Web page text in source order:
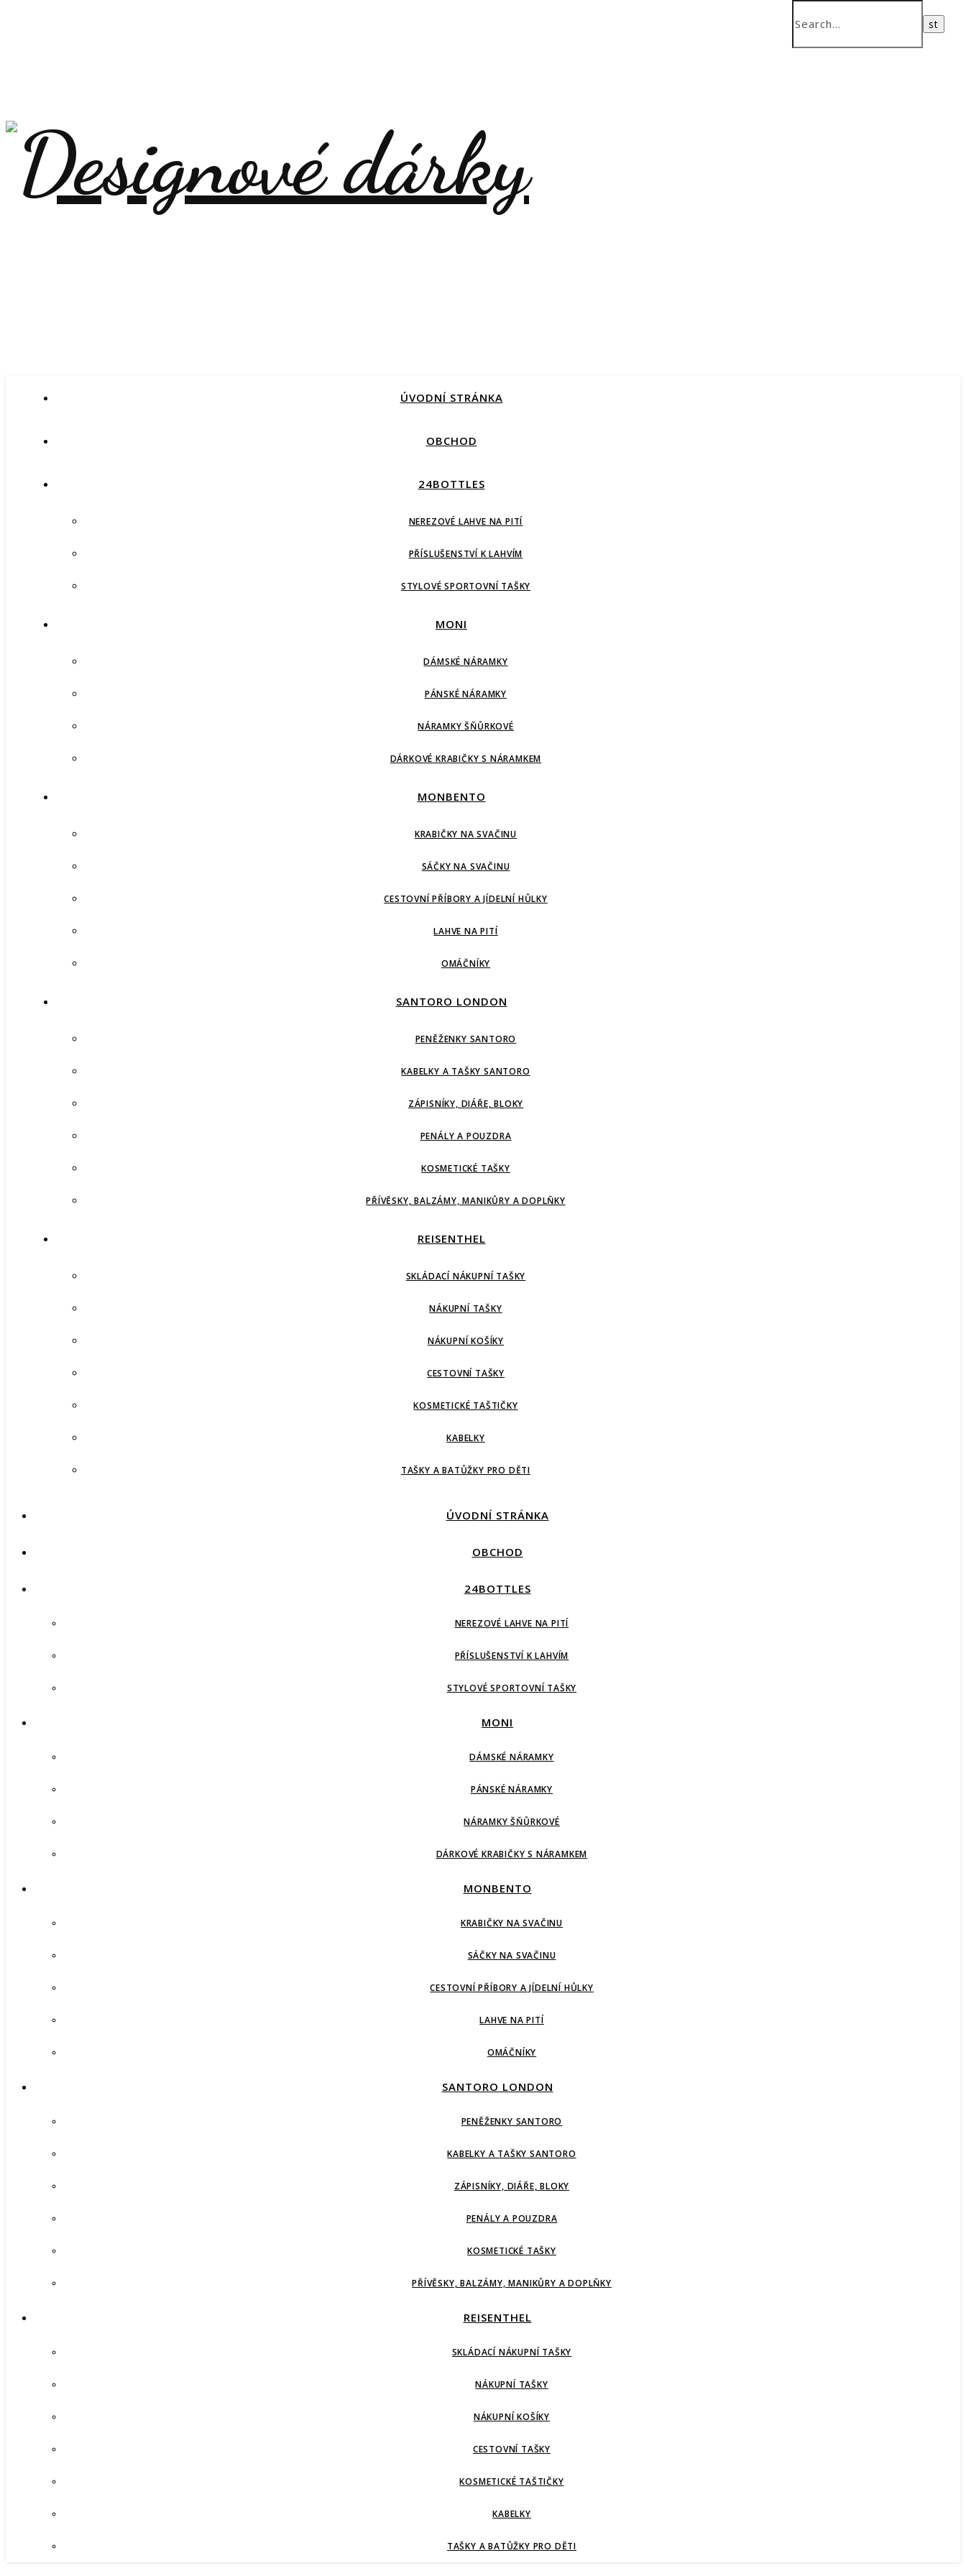
ÚVODNÍ STRÁNKA
OBCHOD
24BOTTLES
NEREZOVÉ LAHVE NA PITÍ
PŘÍSLUŠENSTVÍ K LAHVÍM
STYLOVÉ SPORTOVNÍ TAŠKY
MONI
DÁMSKÉ NÁRAMKY
PÁNSKÉ NÁRAMKY
NÁRAMKY ŠŇŮRKOVÉ
DÁRKOVÉ KRABIČKY S NÁRAMKEM
MONBENTO
KRABIČKY NA SVAČINU
SÁČKY NA SVAČINU
CESTOVNÍ PŘÍBORY A JÍDELNÍ HŮLKY
LAHVE NA PITÍ
OMÁČNÍKY
SANTORO LONDON
PENĚŽENKY SANTORO
KABELKY A TAŠKY SANTORO
ZÁPISNÍKY, DIÁŘE, BLOKY
PENÁLY A POUZDRA
KOSMETICKÉ TAŠKY
PŘÍVĚSKY, BALZÁMY, MANIKŮRY A DOPLŇKY
REISENTHEL
SKLÁDACÍ NÁKUPNÍ TAŠKY
NÁKUPNÍ TAŠKY
NÁKUPNÍ KOŠÍKY
CESTOVNÍ TAŠKY
KOSMETICKÉ TAŠTIČKY
KABELKY
TAŠKY A BATŮŽKY PRO DĚTI
ÚVODNÍ STRÁNKA
OBCHOD
24BOTTLES
NEREZOVÉ LAHVE NA PITÍ
PŘÍSLUŠENSTVÍ K LAHVÍM
STYLOVÉ SPORTOVNÍ TAŠKY
MONI
DÁMSKÉ NÁRAMKY
PÁNSKÉ NÁRAMKY
NÁRAMKY ŠŇŮRKOVÉ
DÁRKOVÉ KRABIČKY S NÁRAMKEM
MONBENTO
KRABIČKY NA SVAČINU
SÁČKY NA SVAČINU
CESTOVNÍ PŘÍBORY A JÍDELNÍ HŮLKY
LAHVE NA PITÍ
OMÁČNÍKY
SANTORO LONDON
PENĚŽENKY SANTORO
KABELKY A TAŠKY SANTORO
ZÁPISNÍKY, DIÁŘE, BLOKY
PENÁLY A POUZDRA
KOSMETICKÉ TAŠKY
PŘÍVĚSKY, BALZÁMY, MANIKŮRY A DOPLŇKY
REISENTHEL
SKLÁDACÍ NÁKUPNÍ TAŠKY
NÁKUPNÍ TAŠKY
NÁKUPNÍ KOŠÍKY
CESTOVNÍ TAŠKY
KOSMETICKÉ TAŠTIČKY
KABELKY
TAŠKY A BATŮŽKY PRO DĚTI